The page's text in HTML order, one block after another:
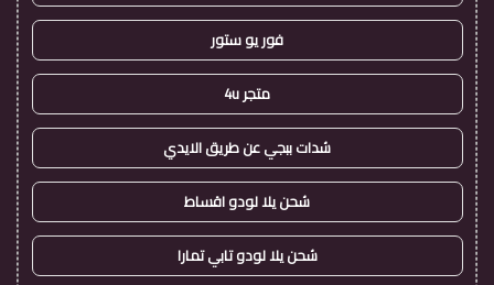
فور يو ستور
متجر 4u
شدات ببجي عن طريق الايدي
شحن يلا لودو اقساط
شحن يلا لودو تابي تمارا